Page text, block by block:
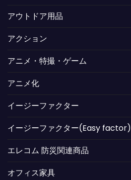
アウトドア用品
アクション
アニメ・特撮・ゲーム
アニメ化
イージーファクター
イージーファクター(Easy factor)
エレコム 防災関連商品
オフィス家具